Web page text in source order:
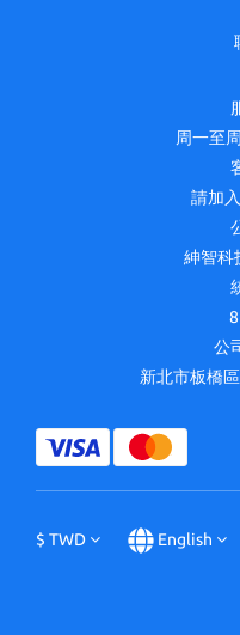
周一至
請加
紳智科
公
新北市板橋
$ TWD English